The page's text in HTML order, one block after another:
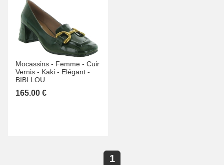
Mocassins - Femme - Cuir
Vernis - Kaki - Elégant -
BIBI LOU
165.00 €
1